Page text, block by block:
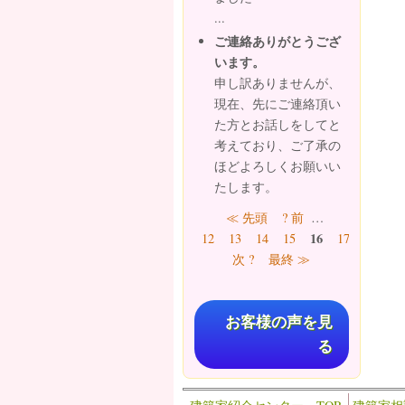
...
ご連絡ありがとうござ
います。
申し訳ありませんが、
現在、先にご連絡頂い
た方とお話しをしてと
考えており、ご了承の
ほどよろしくお願いい
たします。
ページ≪ 先頭 ? 前 …
12
13 14 15 16 17
次 ?
最終 ≫
お客様の声を見
る